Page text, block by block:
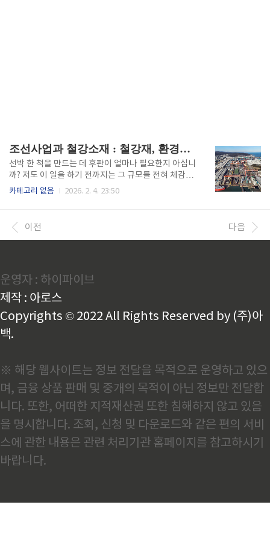
조선사업과 철강소재 : 철강재, 환경규제, 슈퍼사이클
선박 한 척을 만드는 데 후판이 얼마나 필요한지 아십니
까? 저도 이 일을 하기 전까지는 그 규모를 전혀 체감하
지 못했습니다. 열연과 후판 생산을 담당하면서 가장 크
에는 “두껍고 강하면 된다”는 기준이 통했다면, 지금은
전혀 그렇지 않습니다. 현장에서 스펙 협의를 하다 보
만, 제가 느끼기에는 단순한 물량 증가로 끝나는 사이클
은 아닙니다. 결국 소재 기술이 따라가지 못하면 이 기
회를 잡을 수 없다는 생각이 더 강하게 듭니다.1. 선박
건조에서 철강재..
카테고리 없음 2026. 2. 4. 23:50
이전 다음
운영자 : 하이파이브
제작 : 아로스
Copyrights © 2022 All Rights Reserved by (주)아
백.
※ 해당 웹사이트는 정보 전달을 목적으로 운영하고 있으
며, 금융 상품 판매 및 중개의 목적이 아닌 정보만 전달합
니다. 또한, 어떠한 지적재산권 또한 침해하지 않고 있음
을 명시합니다. 조회, 신청 및 다운로드와 같은 편의 서비
스에 관한 내용은 관련 처리기관 홈페이지를 참고하시기
바랍니다.